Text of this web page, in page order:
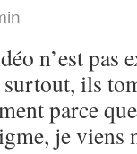
n’est pas
surtout, ils
parce
je viens